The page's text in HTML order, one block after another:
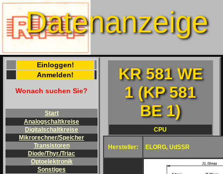
Datenanzeige
Einloggen!
Anmelden!
Wonach suchen Sie?
Start
Analogschaltkreise
Digitalschaltkreise
Mikrorechner/Speicher
Transistoren
Diode/Thyr./Triac
Optoelektronik
Sonstiges
KR 581 WE
1 (KP 581
BE 1)
CPU
Hersteller: ELORG, UdSSR